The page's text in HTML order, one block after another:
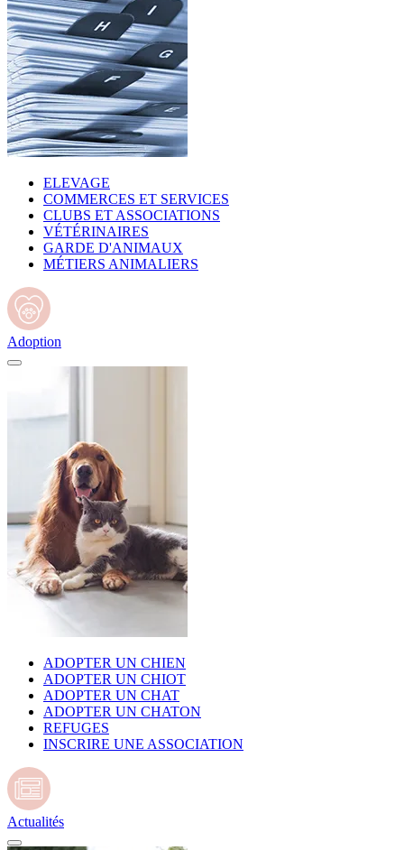
ELEVAGE
COMMERCES ET SERVICES
CLUBS ET ASSOCIATIONS
VÉTÉRINAIRES
GARDE D'ANIMAUX
MÉTIERS ANIMALIERS
Adoption
ADOPTER UN CHIEN
ADOPTER UN CHIOT
ADOPTER UN CHAT
ADOPTER UN CHATON
REFUGES
INSCRIRE UNE ASSOCIATION
Actualités